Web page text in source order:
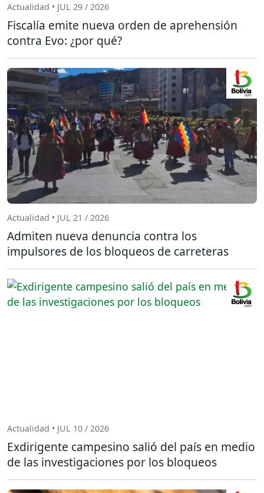
Actualidad • JUL 29 / 2026
Fiscalía emite nueva orden de aprehensión
contra Evo: ¿por qué?
Actualidad • JUL 21 / 2026
Admiten nueva denuncia contra los
impulsores de los bloqueos de carreteras
Actualidad • JUL 10 / 2026
Exdirigente campesino salió del país en medio
de las investigaciones por los bloqueos